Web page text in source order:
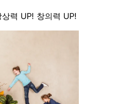
력 UP! 창의력 UP!